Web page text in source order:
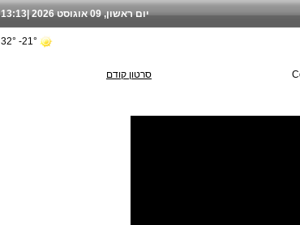
סרטון קודם
13:13 יום ראשון, 09 אוגוסט 2026 |
21°- 32°